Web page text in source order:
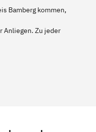
Bamberg kommen,
Anliegen. Zu jeder